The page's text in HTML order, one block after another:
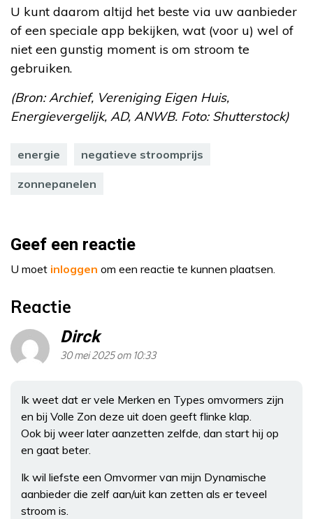
U kunt daarom altijd het beste via uw aanbieder
of een speciale app bekijken, wat (voor u) wel of
niet een gunstig moment is om stroom te
gebruiken.
(Bron: Archief, Vereniging Eigen Huis,
Energievergelijk, AD, ANWB. Foto: Shutterstock)
energie negatieve stroomprijs
zonnepanelen
Geef een reactie
U moet inloggen om een reactie te kunnen plaatsen.
Reactie
Dirck
30 mei 2025 om 10:33
Ik weet dat er vele Merken en Types omvormers zijn
en bij Volle Zon deze uit doen geeft flinke klap.
Ook bij weer later aanzetten zelfde, dan start hij op
en gaat beter.
Ik wil liefste een Omvormer van mijn Dynamische
aanbieder die zelf aan/uit kan zetten als er teveel
stroom is.